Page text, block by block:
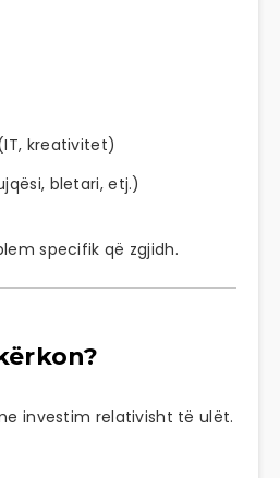
kreativitet)
bletari, etj.)
specifik që zgjidh.
investim relativisht të ulët.